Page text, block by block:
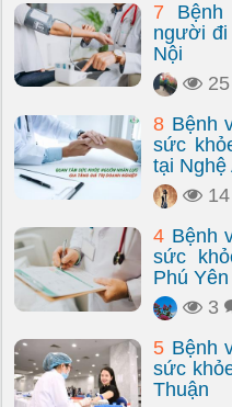
7
người đi
Nội
25
8 Bệnh
sức
tại Nghệ
14
4 Bệnh
sức
Phú Yên
3
5 Bệnh
sức
Thuận